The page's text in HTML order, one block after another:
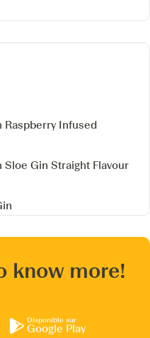
Raspberry Infused
Sloe Gin Straight Flavour
know more!
Disponible sur
Google Play